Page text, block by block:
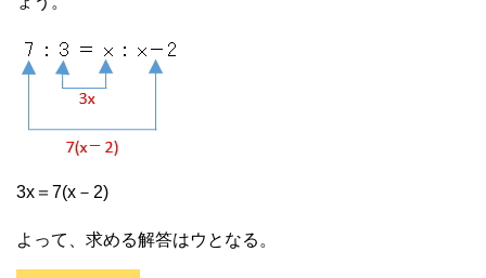
3x＝7(x－2)
よって、求める解答はウとなる。